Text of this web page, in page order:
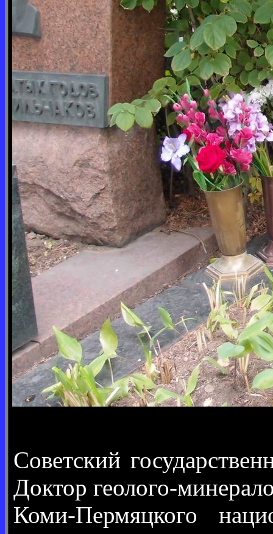
Советский
Доктор геолого-
Коми-Пермяцкого